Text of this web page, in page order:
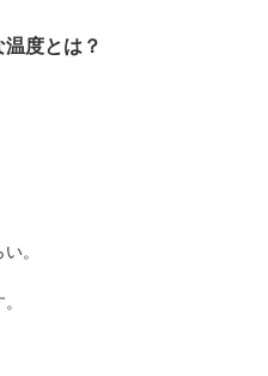
度とは？
。